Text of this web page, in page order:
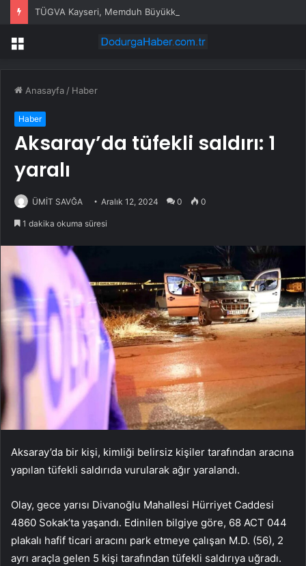
TÜGVA Kayseri, Memduh Büyükkılıç’ı ağırladı
Menü
Anasayfa / Haber
Haber
Aksaray’da tüfekli saldırı: 1
yaralı
ÜMİT SAVĞA Aralık 12, 2024 0 0
1 dakika okuma süresi
Aksaray’da bir kişi, kimliği belirsiz kişiler tarafından aracına
yapılan tüfekli saldırıda vurularak ağır yaralandı.
Olay, gece yarısı Divanoğlu Mahallesi Hürriyet Caddesi
4860 Sokak’ta yaşandı. Edinilen bilgiye göre, 68 ACT 044
plakalı hafif ticari aracını park etmeye çalışan M.D. (56), 2
ayrı araçla gelen 5 kişi tarafından tüfekli saldırıya uğradı.